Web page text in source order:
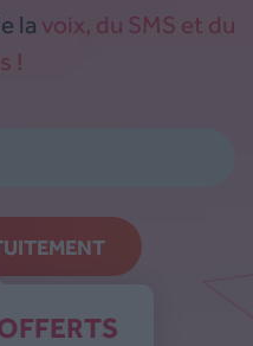
la voix, du SMS et du
!